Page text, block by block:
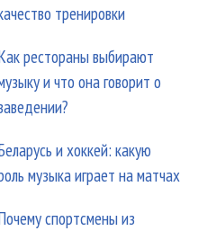
тренировки
рестораны выбирают
и что она говорит о
и хоккей: какую
музыка играет на матчах
спортсмены из